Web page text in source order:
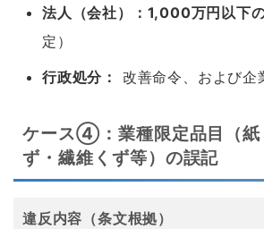
法人（会社）：1,000万円以下
定）
行政処分：
改善命令、および企
ケース④：業種限定品目（紙
ず・繊維くず等）の誤記
違反内容（条文根拠）